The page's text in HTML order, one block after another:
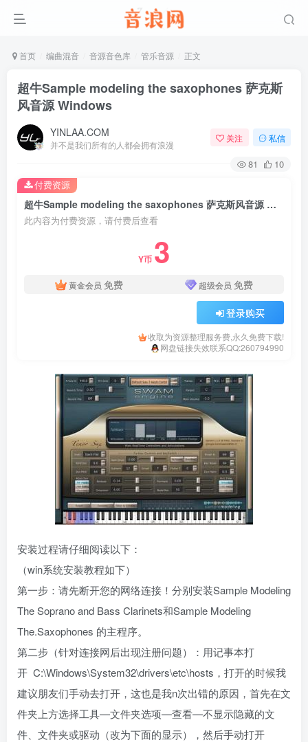
首页 编曲混音 音源音色库 管乐音源 正文
超牛Sample modeling the saxophones 萨克斯
风音源 Windows
YINLAA.COM
并不是我们所有的人都会拥有浪漫
关注 私信
81 10
超牛Sample modeling the saxophones 萨克斯风音源 Windows
此内容为付费资源，请付费后查看
Y币 3
黄金会员 免费 超级会员 免费
登录购买
收取为资源整理服务费,永久免费下载!
网盘链接失效联系QQ:260794990
付费资源
安装过程请仔细阅读以下：
（win系统安装教程如下）
第一步：请先断开您的网络连接！分别安装Sample Modeling
The Soprano and Bass Clarinets和Sample Modeling
The.Saxophones 的主程序。
第二步（针对连接网后出现注册问题）：用记事本打
开 C:\Windows\System32\drivers\etc\hosts，打开的时候我
建议朋友们手动去打开，这也是我n次出错的原因，首先在文
件夹上方选择工具—文件夹选项—查看—不显示隐藏的文
件、文件夹或驱动（改为下面的显示），然后手动打开